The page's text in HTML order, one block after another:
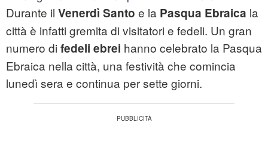
Durante il Venerdì Santo e la Pasqua Ebraica la
città è infatti gremita di visitatori e fedeli. Un gran
numero di fedeli ebrei hanno celebrato la Pasqua
Ebraica nella città, una festività che comincia
lunedì sera e continua per sette giorni.